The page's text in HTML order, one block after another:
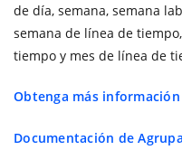
de día, semana, semana
semana de línea de
tiempo y mes de línea de
Obtenga más
Documentación de